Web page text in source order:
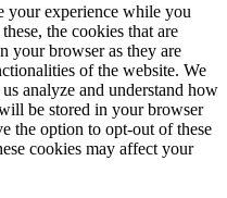
your experience while you
the cookies that are
your browser as they are
of the website. We
analyze and understand how
be stored in your browser
the option to opt-out of these
cookies may affect your